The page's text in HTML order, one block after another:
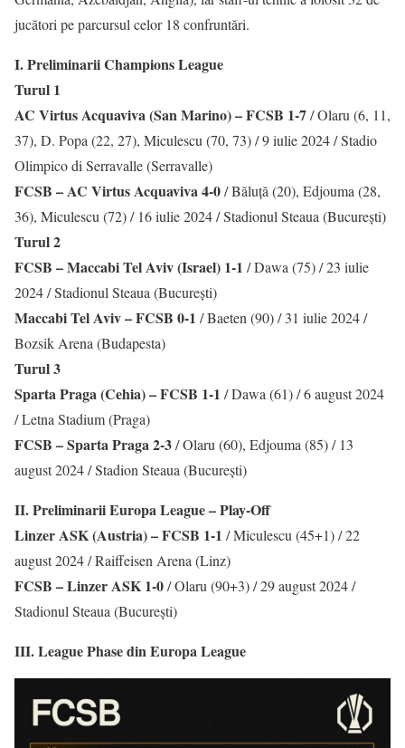
jucători pe parcursul celor 18 confruntări.
I. Preliminarii Champions League
Turul 1
AC Virtus Acquaviva (San Marino) – FCSB 1-7/ Olaru (6, 11,
37), D. Popa (22, 27), Miculescu (70, 73) / 9 iulie 2024 / Stadio
Olimpico di Serravalle (Serravalle)
FCSB – AC Virtus Acquaviva 4-0/ Băluță (20), Edjouma (28,
36), Miculescu (72) / 16 iulie 2024 / Stadionul Steaua (București)
Turul 2
FCSB – Maccabi Tel Aviv (Israel) 1-1 / Dawa (75) / 23 iulie
2024 / Stadionul Steaua (București)
Maccabi Tel Aviv – FCSB 0-1 / Baeten (90) / 31 iulie 2024 /
Bozsik Arena (Budapesta)
Turul 3
Sparta Praga (Cehia) – FCSB 1-1 / Dawa (61) / 6 august 2024
/ Letna Stadium (Praga)
FCSB – Sparta Praga 2-3/ Olaru (60), Edjouma (85) / 13
august 2024 / Stadion Steaua (București)
II. Preliminarii Europa League – Play-Off
Linzer ASK (Austria) – FCSB 1-1 / Miculescu (45+1) / 22
august 2024 / Raiffeisen Arena (Linz)
FCSB – Linzer ASK 1-0/ Olaru (90+3) / 29 august 2024 /
Stadionul Steaua (București)
III. League Phase din Europa League